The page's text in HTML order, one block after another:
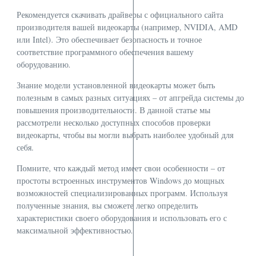
Рекомендуется скачивать драйверы с официального сайта
производителя вашей видеокарты (например, NVIDIA, AMD
или Intel). Это обеспечивает безопасность и точное
соответствие программного обеспечения вашему
оборудованию.
Знание модели установленной видеокарты может быть
полезным в самых разных ситуациях – от апгрейда системы до
повышения производительности. В данной статье мы
рассмотрели несколько доступных способов проверки
видеокарты, чтобы вы могли выбрать наиболее удобный для
себя.
Помните, что каждый метод имеет свои особенности – от
простоты встроенных инструментов Windows до мощных
возможностей специализированных программ. Используя
полученные знания, вы сможете легко определить
характеристики своего оборудования и использовать его с
максимальной эффективностью.